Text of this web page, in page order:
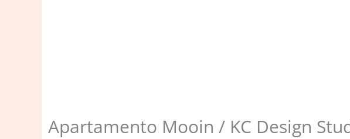
Apartamento Mooin / KC Design